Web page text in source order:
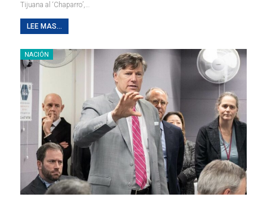
Tijuana al ‘Chaparro’,…
LEE MAS...
NACIÓN